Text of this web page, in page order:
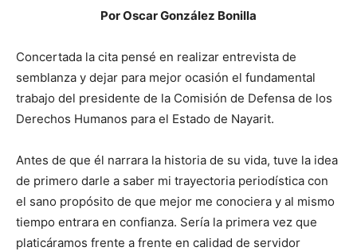
Por Oscar González Bonilla
Concertada la cita pensé en realizar entrevista de
semblanza y dejar para mejor ocasión el fundamental
trabajo del presidente de la Comisión de Defensa de los
Derechos Humanos para el Estado de Nayarit.
Antes de que él narrara la historia de su vida, tuve la idea
de primero darle a saber mi trayectoria periodística con
el sano propósito de que mejor me conociera y al mismo
tiempo entrara en confianza. Sería la primera vez que
platicáramos frente a frente en calidad de servidor